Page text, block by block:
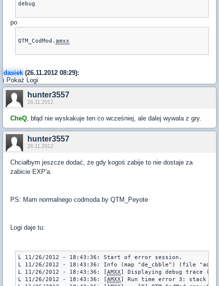
debug
po
QTM_CodMod. amxx
dasiek (26.11.2012 08:29):
i Pokaż Logi
hunter3557
26.11.2012
CheQ, błąd nie wyskakuje ten co wcześniej, ale dalej wywala z gry.
hunter3557
26.11.2012
Chciałbym jeszcze dodać, że gdy kogoś zabije to nie dostaje za
zabicie EXP'a.
PS: Mam normalnego codmoda by QTM_Peyote
Logi daje tu:
L 11/26/2012 - 18:43:36: Start of error session.
L 11/26/2012 - 18:43:36: Info (map "de_cbble") (file
L 11/26/2012 - 18:43:36: [AMXX] Displaying debug trace
L 11/26/2012 - 18:43:36: [AMXX] Run time error 3: stack